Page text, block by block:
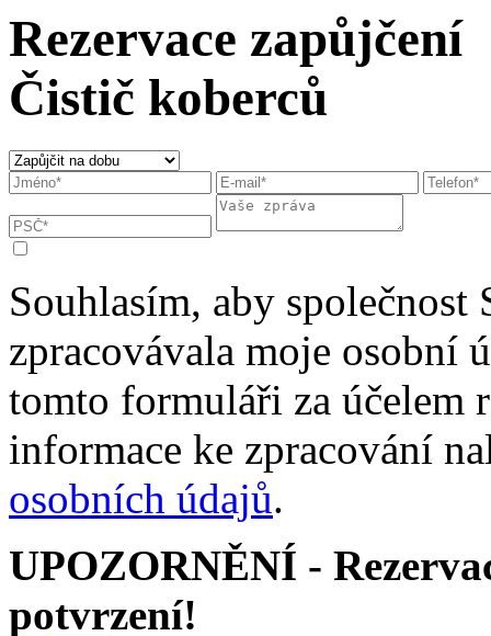
Rezervace zapůjčení
Čistič koberců
Souhlasím, aby společnost
zpracovávala moje osobní
tomto formuláři za účelem
informace ke zpracování
osobních údajů.
UPOZORNĚNÍ -
potvrzení!